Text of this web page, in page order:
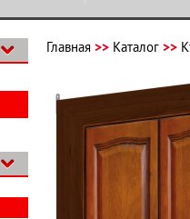
Главная >> Каталог >>